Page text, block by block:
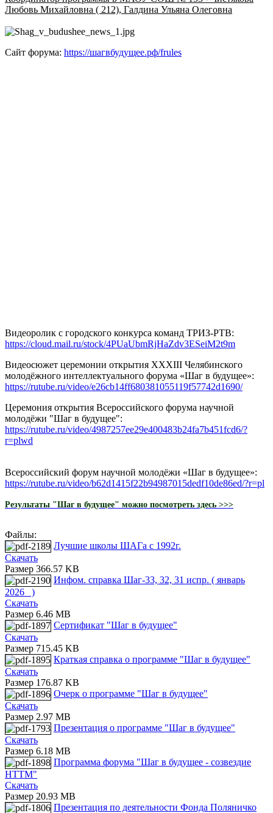
Любовь Михайловна ( 212), Галдина Ульяна Олеговна
Сайт форума: https://шагвбудущее.рф/frules
Видеоролик с городского конкурса команд ТРИЗ-РТВ:
https://cloud.mail.ru/stock/4PUaUbmRjHaZdv3ESeiM2t9m
Видеосюжет церемонии открытия XXXIII Челябинского
молодёжного интеллектуального форума «Шаг в будущее»:
https://rutube.ru/video/e26cb14ff680381055119f57742d1690/
Церемония открытия Всероссийского форума научной
молодёжи "Шаг в будущее":
https://rutube.ru/video/4987257ee29e400483b24fa7b451fcd6/?
r=plwd
Всероссийский форум научной молодёжи «Шаг в будущее»:
https://rutube.ru/video/b62d1415f22b94987015dedf10de86ed/?r=pl
Результаты "Шаг в будущее" можно посмотреть здесь >>>
Файлы:
Лучшие школы ШАГа с 1992г.
Скачать
Размер 366.57 KB
Инфом. справка Шаг-33, 32, 31 испр. ( январь
2026_ )
Скачать
Размер 6.46 MB
Сертификат "Шаг в будущее"
Скачать
Размер 715.45 KB
Краткая справка о программе "Шаг в будущее"
Скачать
Размер 176.87 KB
Очерк о программе "Шаг в будущее"
Скачать
Размер 2.97 MB
Презентация о программе "Шаг в будущее"
Скачать
Размер 6.18 MB
Программа форума "Шаг в будущее - созвездие
HTTM"
Скачать
Размер 20.93 MB
Презентация по деятельности Фонда Поляничко